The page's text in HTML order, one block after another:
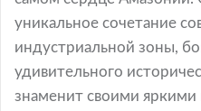
уникальное сочетание
индустриальной зоны,
удивительного
знаменит своими яркими